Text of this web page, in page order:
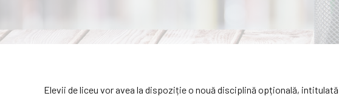
Elevii de liceu vor avea la dispoziție o nouă disciplină opțională,